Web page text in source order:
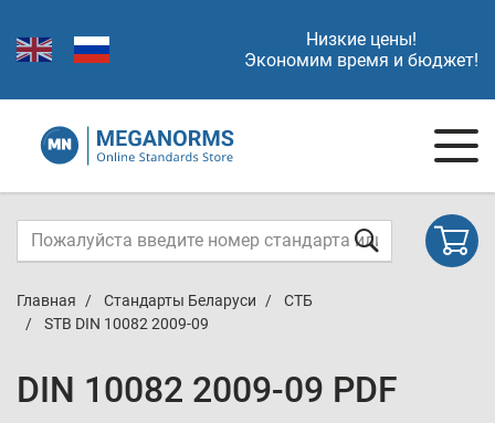
Низкие цены!
Экономим время и бюджет!
Главная Стандарты Беларуси
СТБ
STB DIN 10082 2009-09
DIN 10082 2009-09 PDF